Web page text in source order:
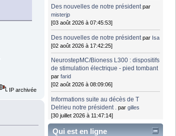
IP archivée
Des nouvelles de notre président par
misterjp
[03 août 2026 à 07:45:53]
Des nouvelles de notre président par Isa
[02 août 2026 à 17:42:25]
NeurostepMC/Bioness L300 : dispositifs
de stimulation électrique - pied tombant
parfarid
[02 août 2026 à 08:09:06]
Informations suite au décès de T
Delrieu notre président .
pargilles
[30 juillet 2026 à 11:47:14]
Qui est en ligne